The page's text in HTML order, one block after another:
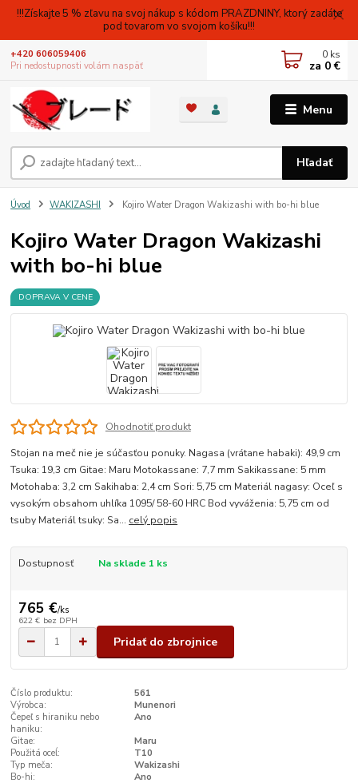
!!!Získajte 5 % zľavu na svoj nákup s kódom PRAZDNINY, ktorý zadáte
pod tovarom vo svojom košíku!!!
Menu
Hľadať
+420 606059406
Pri nedostupnosti volám naspäť
0 ks
za 0 €
Úvod WAKIZASHI Kojiro Water Dragon Wakizashi with bo-hi blue
Kojiro Water Dragon Wakizashi
with bo-hi blue
DOPRAVA V CENE
Ohodnotiť produkt
Stojan na meč nie je súčasťou ponuky. Nagasa (vrátane habaki): 49,9 cm
Tsuka: 19,3 cm Gitae: Maru Motokassane: 7,7 mm Sakikassane: 5 mm
Motohaba: 3,2 cm Sakihaba: 2,4 cm Sori: 5,75 cm Materiál nagasy: Oceľ s
vysokým obsahom uhlíka 1095/ 58-60 HRC Bod vyváženia: 5,75 cm od
tsuby Materiál tsuky: Sa... celý popis
Dostupnosť Na sklade 1 ks
765 €/ks
622 € bez DPH
Pridať do zbrojnice
Číslo produktu:
561
Výrobca:
Munenori
Čepeľ s hiraniku nebo
haniku:
Ano
Gitae:
Maru
Použitá oceĺ:
T10
Typ meča:
Wakizashi
Bo-hi:
Ano